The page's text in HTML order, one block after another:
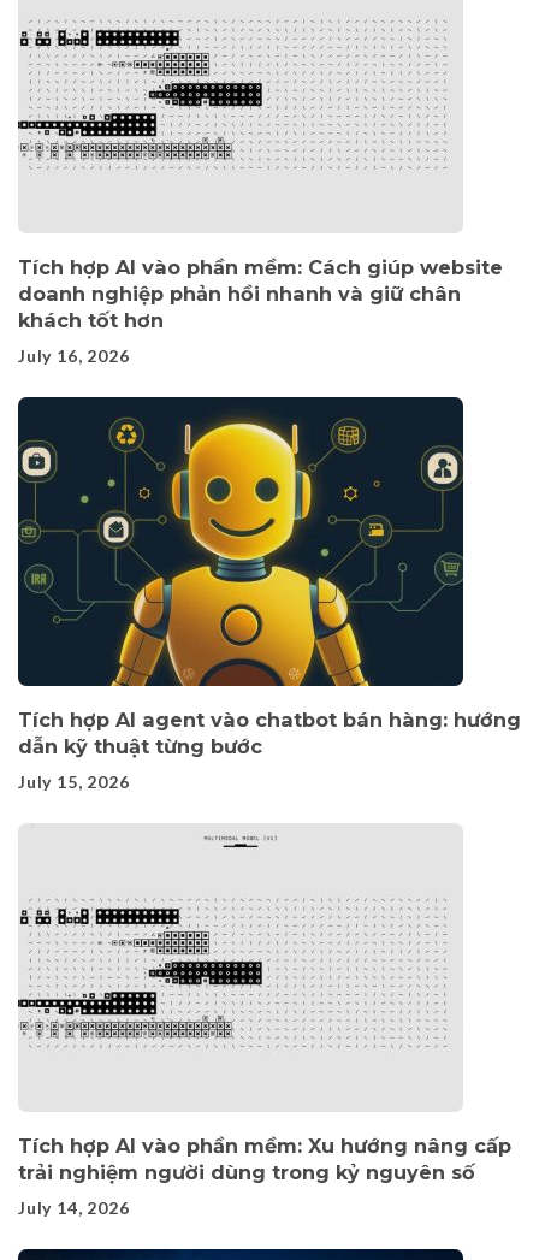
Tích hợp AI vào phần mềm: Cách giúp website
doanh nghiệp phản hồi nhanh và giữ chân
khách tốt hơn
July 16, 2026
Tích hợp AI agent vào chatbot bán hàng: hướng
dẫn kỹ thuật từng bước
July 15, 2026
Tích hợp AI vào phần mềm: Xu hướng nâng cấp
trải nghiệm người dùng trong kỷ nguyên số
July 14, 2026